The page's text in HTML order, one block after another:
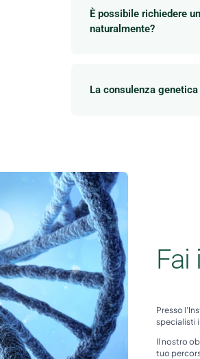
È possibile richiedere
naturalmente?
La consulenza
Fai
Presso
specialisti
Il nostro
tuo